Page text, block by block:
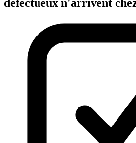
défectueux n'arrivent